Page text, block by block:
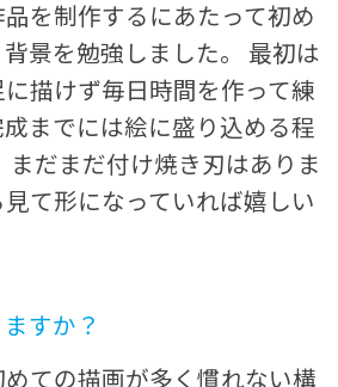
を制作するにあたって初め
景を勉強しました。 最初は
描けず毎日時間を作って練
までには絵に盛り込める程
まだまだ付け焼き刃はありま
て形になっていれば嬉しい
すか？
ての描画が多く慣れない構